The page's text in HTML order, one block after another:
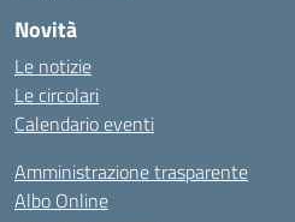
Novità
Le notizie
Le circolari
Calendario eventi
Amministrazione trasparente
Albo Online